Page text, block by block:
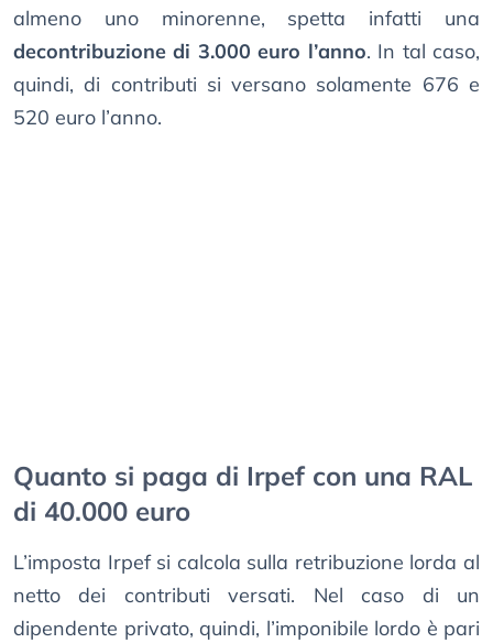
almeno uno minorenne, spetta infatti una
decontribuzione di 3.000 euro l’anno. In tal caso,
quindi, di contributi si versano solamente 676 e
520 euro l’anno.
Quanto si paga di Irpef con una RAL
di 40.000 euro
L’imposta Irpef si calcola sulla retribuzione lorda al
netto dei contributi versati. Nel caso di un
dipendente privato, quindi, l’imponibile lordo è pari